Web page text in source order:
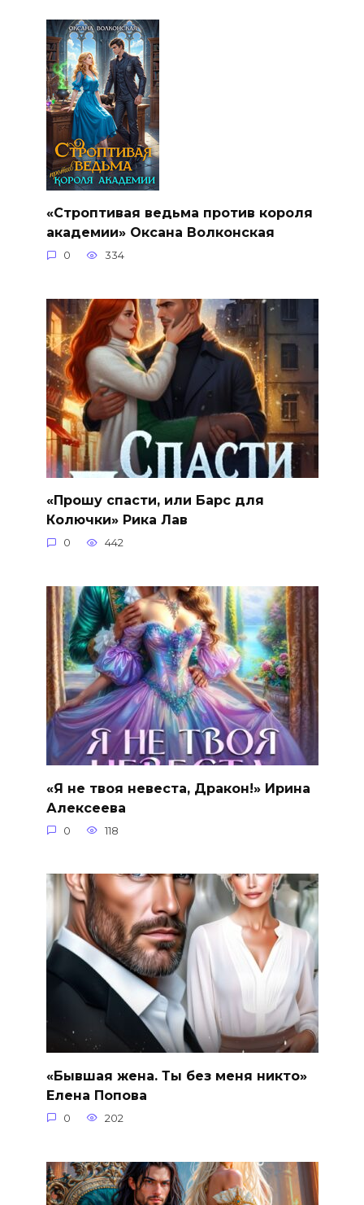
«Строптивая ведьма против короля
академии» Оксана Волконская
0 334
«Прошу спасти, или Барс для
Колючки» Рика Лав
0 442
«Я не твоя невеста, Дракон!» Ирина
Алексеева
0 118
«Бывшая жена. Ты без меня никто»
Елена Попова
0 202